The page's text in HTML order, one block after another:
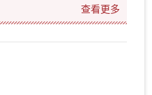
查看更多